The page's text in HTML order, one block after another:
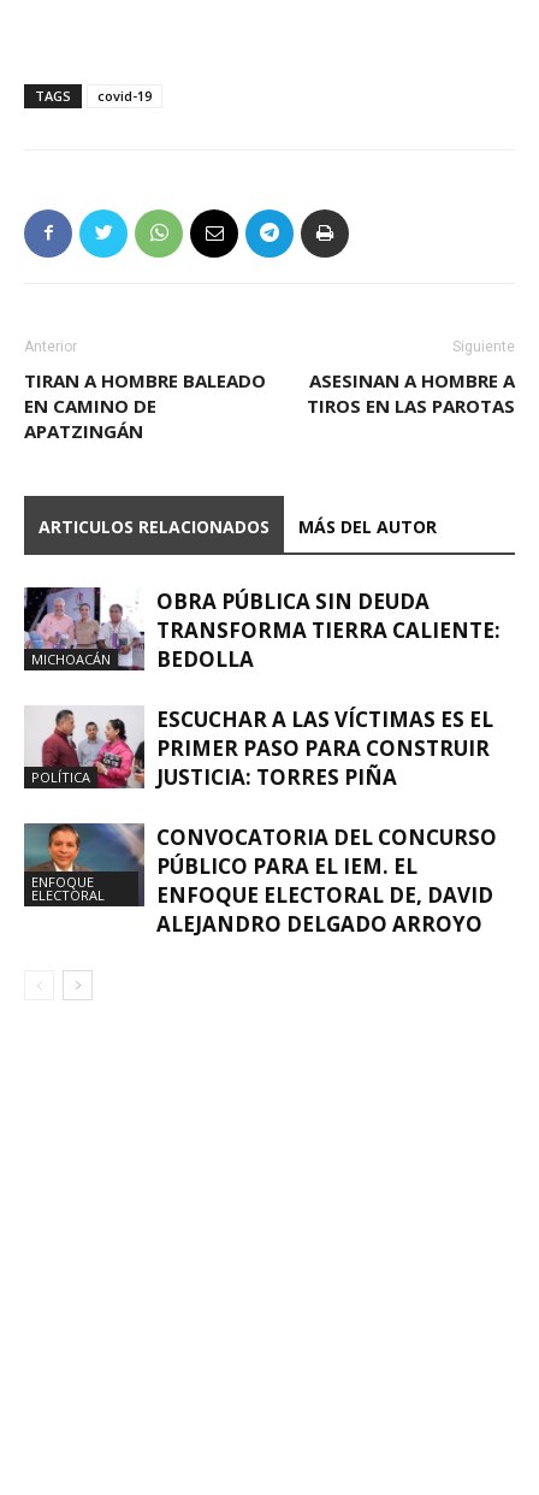
TAGS covid-19
Anterior
TIRAN A HOMBRE BALEADO
EN CAMINO DE
APATZINGÁN
Siguiente
ASESINAN A HOMBRE A
TIROS EN LAS PAROTAS
ARTICULOS RELACIONADOS MÁS DEL AUTOR
MICHOACÁN
OBRA PÚBLICA SIN DEUDA
TRANSFORMA TIERRA CALIENTE:
BEDOLLA
POLÍTICA
ESCUCHAR A LAS VÍCTIMAS ES EL
PRIMER PASO PARA CONSTRUIR
JUSTICIA: TORRES PIÑA
ENFOQUE
ELECTORAL
CONVOCATORIA DEL CONCURSO
PÚBLICO PARA EL IEM. EL
ENFOQUE ELECTORAL DE, DAVID
ALEJANDRO DELGADO ARROYO